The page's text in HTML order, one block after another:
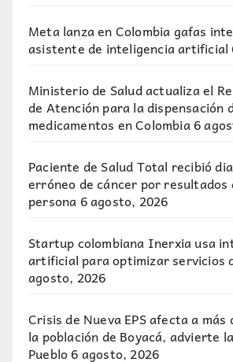
Meta lanza en Colombia gafas
asistente de inteligencia artificial
Ministerio de Salud actualiza el
de Atención para la dispensación
medicamentos en Colombia6
Paciente de Salud Total recibió
erróneo de cáncer por
persona6 agosto, 2026
Startup colombiana Inerxia usa
artificial para optimizar servicios
agosto, 2026
Crisis de Nueva EPS afecta a más
la población de Boyacá, advierte
Pueblo6 agosto, 2026